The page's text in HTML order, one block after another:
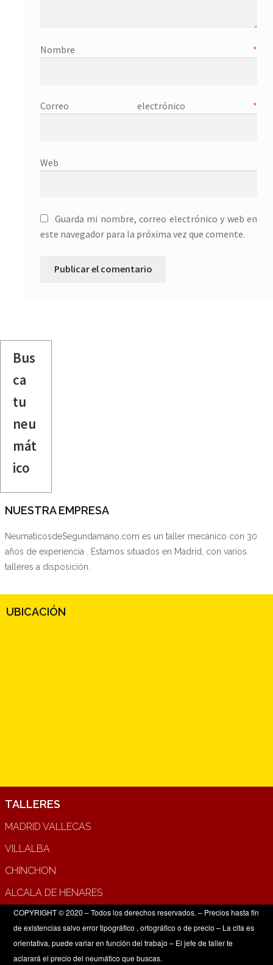
Nombre *
Correo electrónico *
Web
Guarda mi nombre, correo electrónico y web en
este navegador para la próxima vez que comente.
Bus
ca
tu
neu
mát
ico
NUESTRA EMPRESA
NeumaticosdeSegundamano.com es un taller mecánico con 30
años de experiencia . Estamos situados en Madrid, con varios
talleres a disposición.
UBICACIÓN
TALLERES
MADRID VALLECAS
VILLALBA
CHINCHON
ALCALA DE HENARES
COPYRIGHT © 2020 – Todos los derechos reservados. – Precios hasta fin
de existencias salvo error tipográfico , ortográfico o de precio – La cita es
orientativa, puede variar en función del trabajo – El jefe de taller te
aclarará el precio del neumático que buscas.